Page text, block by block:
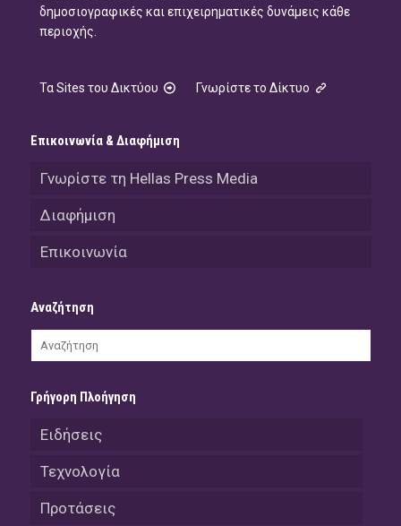
δημοσιογραφικές και επιχειρηματικές δυνάμεις κάθε
περιοχής.
Τα Sites του Δικτύου Γνωρίστε το Δίκτυο
Επικοινωνία & Διαφήμιση
Γνωρίστε τη Hellas Press Media
Διαφήμιση
Επικοινωνία
Αναζήτηση
Γρήγορη Πλοήγηση
Ειδήσεις
Τεχνολογία
Προτάσεις